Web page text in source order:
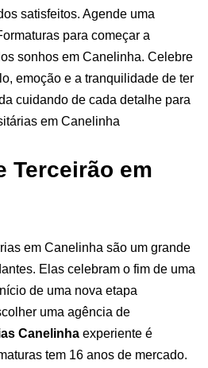
satisfeitos. Agende uma
para começar a
sonhos em Canelinha. Celebre
emoção e a tranquilidade de ter
cuidando de cada detalhe para
em Canelinha
Terceirão em
em Canelinha são um grande
Elas celebram o fim de uma
de uma nova etapa
uma agência de
Canelinha experiente é
tem 16 anos de mercado.